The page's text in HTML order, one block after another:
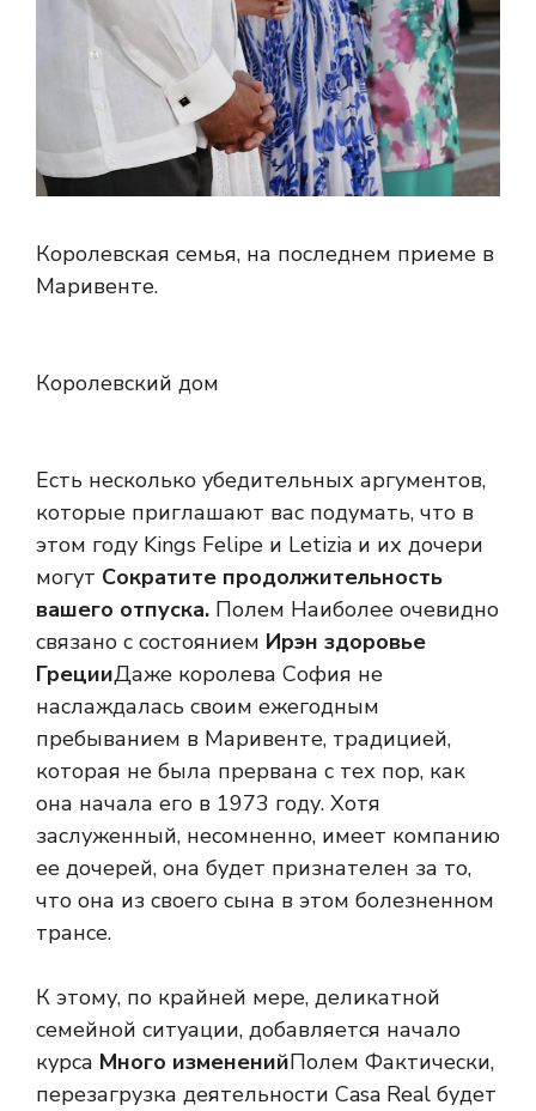
Королевская семья, на последнем приеме в
Маривенте.
Королевский дом
Есть несколько убедительных аргументов,
которые приглашают вас подумать, что в
этом году Kings Felipe и Letizia и их дочери
могут Сократите продолжительность
вашего отпуска. Полем Наиболее очевидно
связано с состоянием Ирэн здоровье
ГрецииДаже королева София не
наслаждалась своим ежегодным
пребыванием в Маривенте, традицией,
которая не была прервана с тех пор, как
она начала его в 1973 году. Хотя
заслуженный, несомненно, имеет компанию
ее дочерей, она будет признателен за то,
что она из своего сына в этом болезненном
трансе.
К этому, по крайней мере, деликатной
семейной ситуации, добавляется начало
курса Много измененийПолем Фактически,
перезагрузка деятельности Casa Real будет